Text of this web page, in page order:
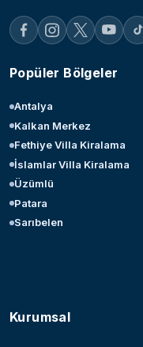
Popüler Bölgeler
Antalya
Kalkan Merkez
Fethiye Villa Kiralama
İslamlar Villa Kiralama
Üzümlü
Patara
Sarıbelen
Kurumsal